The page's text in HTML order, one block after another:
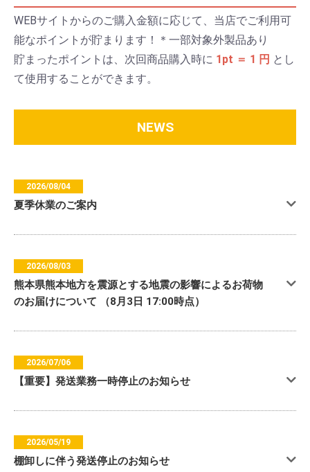
WEBサイトからのご購入金額に応じて、当店でご利用可
能なポイントが貯まります！＊一部対象外製品あり
貯まったポイントは、次回商品購入時に 1pt ＝ 1 円 とし
て使用することができます。
NEWS
2026/08/04
夏季休業のご案内
2026/08/03
熊本県熊本地方を震源とする地震の影響によるお荷物
のお届けについて （8月3日 17:00時点）
2026/07/06
【重要】発送業務一時停止のお知らせ
2026/05/19
棚卸しに伴う発送停止のお知らせ